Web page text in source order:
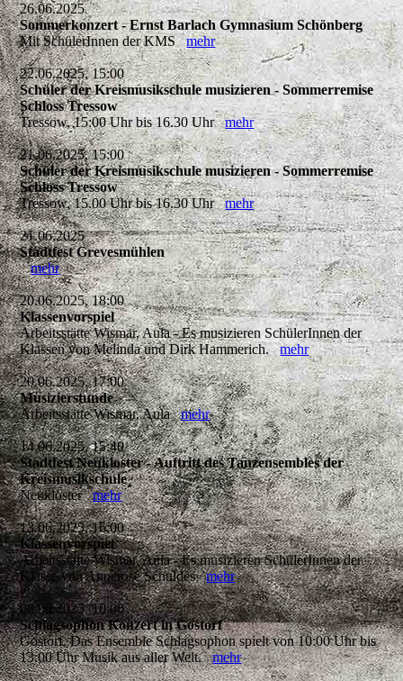
26.06.2025
Sommerkonzert - Ernst Barlach Gymnasium Schönberg
Mit SchülerInnen der KMSmehr
22.06.2025, 15:00
Schüler der Kreismusikschule musizieren - Sommerremise
Schloss Tressow
Tressow, 15:00 Uhr bis 16.30 Uhrmehr
21.06.2025, 15:00
Schüler der Kreismusikschule musizieren - Sommerremise
Schloss Tressow
Tressow, 15.00 Uhr bis 16.30 Uhrmehr
21.06.2025
Stadtfest Grevesmühlen
mehr
20.06.2025, 18:00
Klassenvorspiel
Arbeitsstätte Wismar, Aula - Es musizieren SchülerInnen der
Klassen von Melinda und Dirk Hammerich.mehr
20.06.2025, 17:00
Musizierstunde
Arbeitsstätte Wismar, Aulamehr
14.06.2025, 15:40
Stadtfest Neukloster - Auftritt des Tanzensembles der
Kreismusikschule
Neuklostermehr
13.06.2025, 16:00
Klassenvorspiel
Arbeitsstätte Wismar, Aula - Es musizieren SchülerInnen der
Klasse von Annerose Schuldesmehr
08.06.2025, 10:00
Schlagsophon Konzert in Gostorf
Gostorf, Das Ensemble Schlagsophon spielt von 10:00 Uhr bis
13:00 Uhr Musik aus aller Welt.mehr